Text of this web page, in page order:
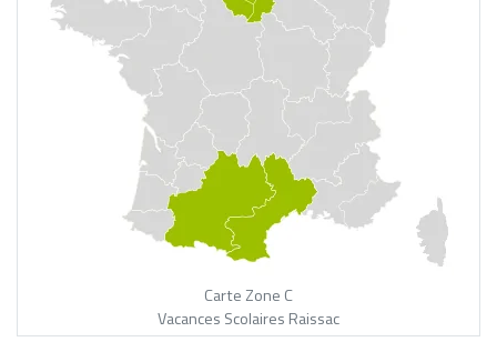
Carte Zone C
Vacances Scolaires Raissac